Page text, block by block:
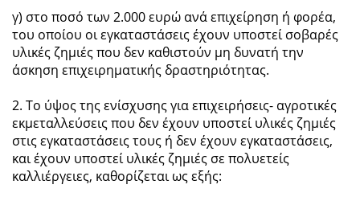
γ) στο ποσό των 2.000 ευρώ ανά επιχείρηση ή φορέα,
του οποίου οι εγκαταστάσεις έχουν υποστεί σοβαρές
υλικές ζημιές που δεν καθιστούν μη δυνατή την
άσκηση επιχειρηματικής δραστηριότητας.
2. Το ύψος της ενίσχυσης για επιχειρήσεις- αγροτικές
εκμεταλλεύσεις που δεν έχουν υποστεί υλικές ζημιές
στις εγκαταστάσεις τους ή δεν έχουν εγκαταστάσεις,
και έχουν υποστεί υλικές ζημιές σε πολυετείς
καλλιέργειες, καθορίζεται ως εξής: